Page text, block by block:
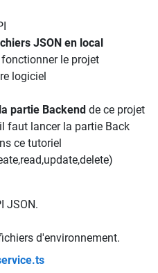
JSON en local
le projet
logiciel
partie Backend de ce projet
faut lancer la partie Back
ce tutoriel
JSON.
d'environnement.